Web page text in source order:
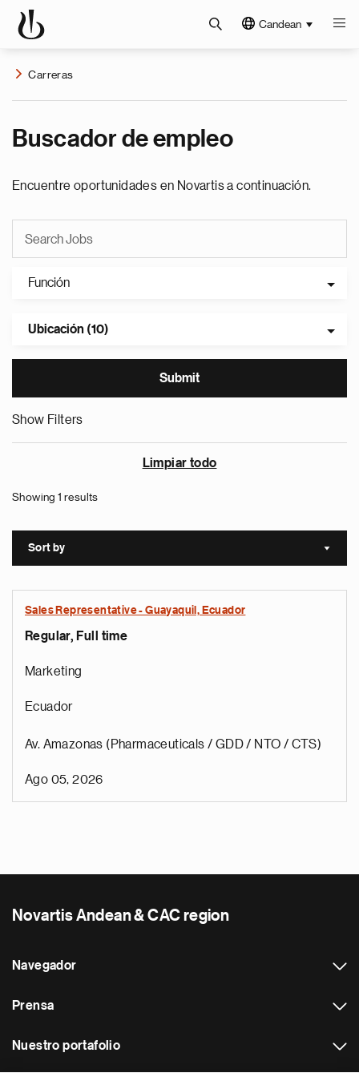
Candean
Carreras
Buscador de empleo
Encuentre oportunidades en Novartis a continuación.
Función
Ubicación (10)
Show Filters
Limpiar todo
Showing 1 results
Sort by Sort
Sales Representative - Guayaquil, Ecuador
Regular, Full time
Marketing
Ecuador
Av. Amazonas (Pharmaceuticals / GDD / NTO / CTS)
Ago 05, 2026
Novartis Andean & CAC region
Navegador
Prensa
Nuestro portafolio